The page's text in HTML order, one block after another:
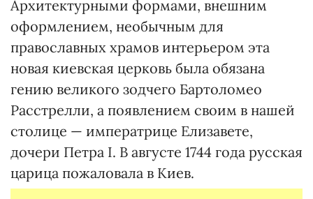
Архитектурными формами, внешним
оформлением, необычным для
православных храмов интерьером эта
новая киевская церковь была обязана
гению великого зодчего Бартоломео
Расстрелли, а появлением своим в нашей
столице — императрице Елизавете,
дочери Петра I. В августе 1744 года русская
царица пожаловала в Киев.